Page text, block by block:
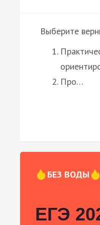
Выберите
Про…
БЕЗ ВОДЫ
ЕГЭ